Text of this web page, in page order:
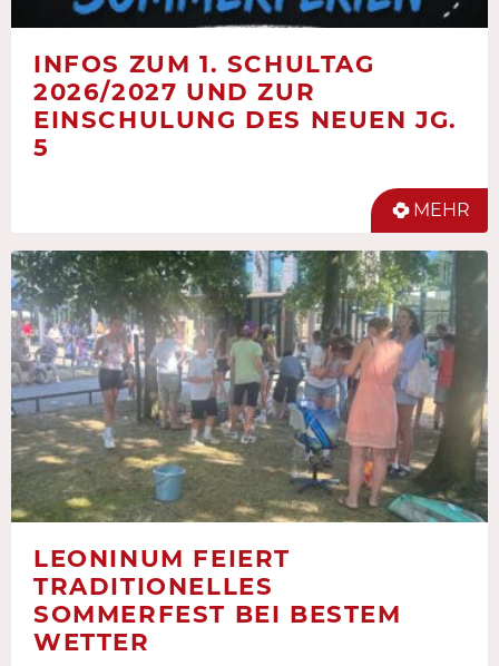
INFOS ZUM 1. SCHULTAG
2026/2027 UND ZUR
EINSCHULUNG DES NEUEN JG.
5
MEHR
LEONINUM FEIERT
TRADITIONELLES
SOMMERFEST BEI BESTEM
WETTER